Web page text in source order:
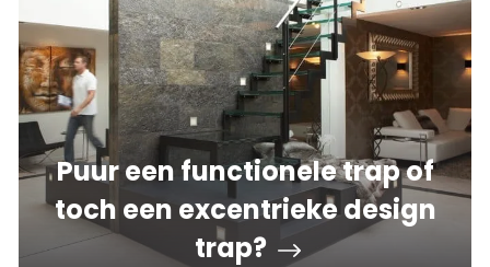
Puur een functionele trap of
toch een excentrieke design
trap?